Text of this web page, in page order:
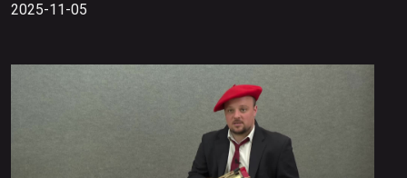
2025-11-05